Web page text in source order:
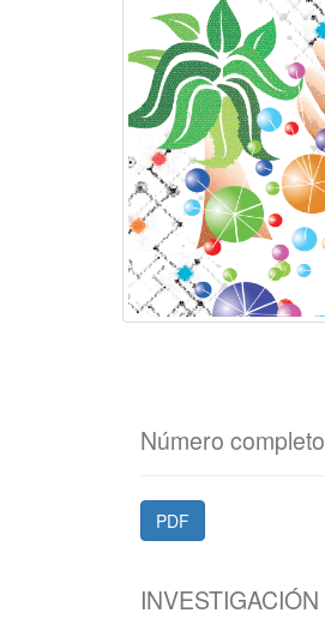
Número completo
PDF
INVESTIGACIÓN